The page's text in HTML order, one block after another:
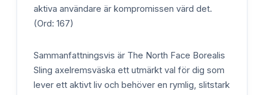
aktiva användare är kompromissen värd det.
(Ord: 167)
Sammanfattningsvis är The North Face Borealis
Sling axelremsväska ett utmärkt val för dig som
lever ett aktivt liv och behöver en rymlig, slitstark